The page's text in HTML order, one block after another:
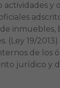
y
inmuebles,
(Ley 19/2013)
de los
jurídico y